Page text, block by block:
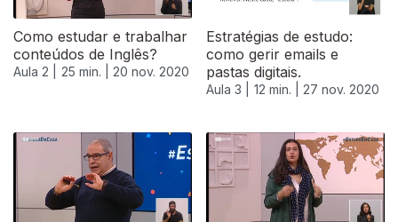
Como estudar e trabalhar
conteúdos de Inglês?
Aula 2 | 25 min. | 20 nov. 2020
Estratégias de estudo:
como gerir emails e
pastas digitais.
Aula 3 | 12 min. | 27 nov. 2020